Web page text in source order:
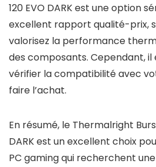
120 EVO DARK est une option
excellent rapport qualité-prix,
valorisez la performance
des composants. Cependant, il
vérifier la compatibilité avec
faire l’achat.
En résumé, le Thermalright
DARK est un excellent choix
PC gaming qui recherchent